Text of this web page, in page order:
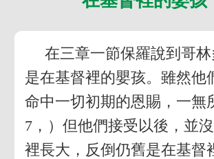
在三章一節保羅說到哥
是在基督裡的嬰孩。雖然他
命中一切初期的恩賜，一無
7，）但他們接受以後，並
裡長大，反倒仍舊是在基督